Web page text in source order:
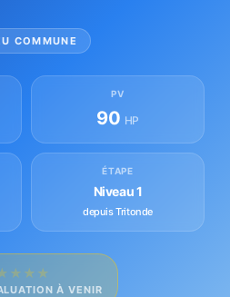
COMMUNE
PV
90 HP
ÉTAPE
Niveau 1
depuis Tritonde
★ ★ ★
À VENIR